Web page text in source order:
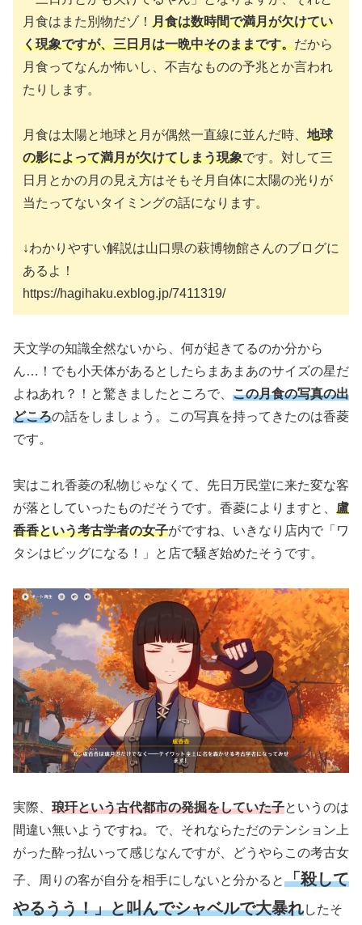
月食はまた別物だゾ！ 月食は数時間で満月が欠けてい
く現象ですが、三日月は一晩中そのままです。だから
月食ってなんか怖いし、不吉なものの予兆とか言われ
たりします。
月食は太陽と地球と月が偶然一直線に並んだ時、 地球
の影によって満月が欠けてしまう現象です。対して三
日月とかの月の見え方はそもそ月自体に太陽の光りが
当たってないタイミングの話になります。
↓わかりやすい解説は山口県の萩博物館さんのブログに
あるよ！
https://hagihaku.exblog.jp/7411319/
天文学の知識全然ないから、何が起きてるのか分から
ん…！でも小天体があるとしたらまあまあのサイズの星だ
よねあれ？！と驚きましたところで、 この月食の写真の出
どころの話をしましょう。この写真を持ってきたのは香菱
です。
実はこれ香菱の私物じゃなくて、先日万民堂に来た変な客
が落としていったものだそうです。香菱によりますと、 盧
香香という考古学者の女子がですね、いきなり店内で「ワ
タシはビッグになる！」と店で騒ぎ始めたそうです。
実際、 琅玕という古代都市の発掘をしていた子というのは
間違い無いようですね。で、それならただのテンション上
がった酔っ払いって感じなんですが、どうやらこの考古女
子、周りの客が自分を相手にしないと分かると「殺して
やるうう！」と叫んでシャベルで大暴れしたそ